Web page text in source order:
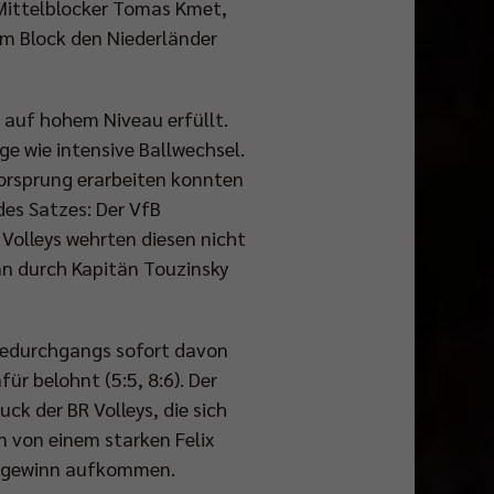
Tomas Kmet,
Block den Niederländer
auf hohem Niveau erfüllt.
wie intensive Ballwechsel.
erarbeiten konnten
Satzes: Der VfB
wehrten diesen nicht
durch Kapitän Touzinsky
sofort davon
belohnt (5:5, 8:6). Der
der BR Volleys, die sich
einem starken Felix
aufkommen.